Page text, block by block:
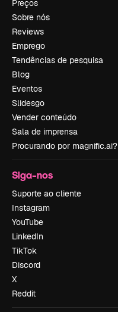
Preços
Sobre nós
Reviews
Emprego
Tendências de pesquisa
Blog
Eventos
Slidesgo
Vender conteúdo
Sala de imprensa
Procurando por magnific.ai?
Siga-nos
Suporte ao cliente
Instagram
YouTube
LinkedIn
TikTok
Discord
X
Reddit